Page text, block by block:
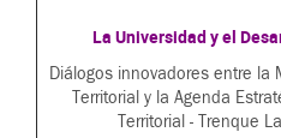
La Universidad y el
Diálogos innovadores entre la
Territorial y la Agenda
Territorial - Trenque